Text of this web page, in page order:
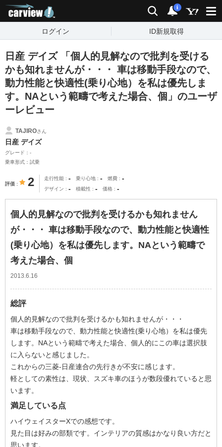
検索 通知
i
ログイン ID新規取得
日産 デイズ 「個人的見解なので批判を受ける
かも知れませんが・・・ 車は移動手段なので、
動力性能と快適性(乗り心地）を私は優先しま
す。NAという範疇で考えた場合、個」のユーザ
ーレビュー
TAJIROさん
日産 デイズ
グレード：-
乗車形式：試乗
評価 2 走行性能 - 乗り心地 - 燃費 -
デザイン - 積載性 - 価格 -
個人的見解なので批判を受けるかも知れません
が・・・ 車は移動手段なので、動力性能と快適性
(乗り心地）を私は優先します。NAという範疇で
考えた場合、個
2013.6.16
総評
個人的見解なので批判を受けるかも知れませんが・・・
車は移動手段なので、動力性能と快適性(乗り心地）を私は優先
します。NAという範疇で考えた場合、個人的にこの車は選択肢
に入らないと感じました。
これからの三菱-日産連合の先行きが不安に感じます。
軽としての素性は、現状、スズキ車のほうが数段優れていると思
います。
満足している点
ハイウェイスターXでの感想です。
見た目は好みの部類です。インテリアの質感はかなり良い方だと
思います。